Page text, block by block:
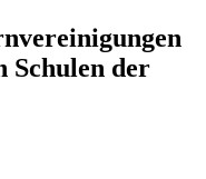
Schulen der